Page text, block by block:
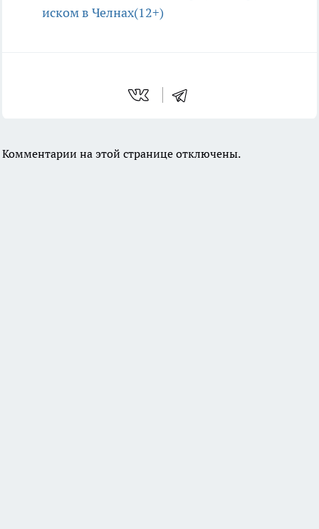
иском в Челнах(12+)
Комментарии на этой странице отключены.